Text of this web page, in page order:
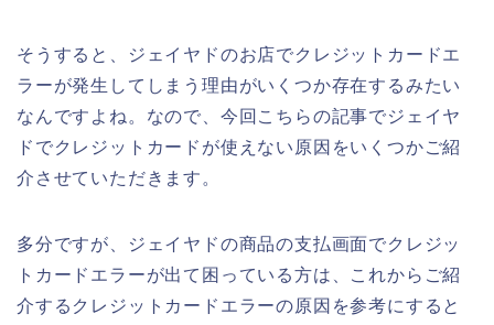
そうすると、ジェイヤドのお店でクレジットカードエ
ラーが発生してしまう理由がいくつか存在するみたい
なんですよね。なので、今回こちらの記事でジェイヤ
ドでクレジットカードが使えない原因をいくつかご紹
介させていただきます。
多分ですが、ジェイヤドの商品の支払画面でクレジッ
トカードエラーが出て困っている方は、これからご紹
介するクレジットカードエラーの原因を参考にすると